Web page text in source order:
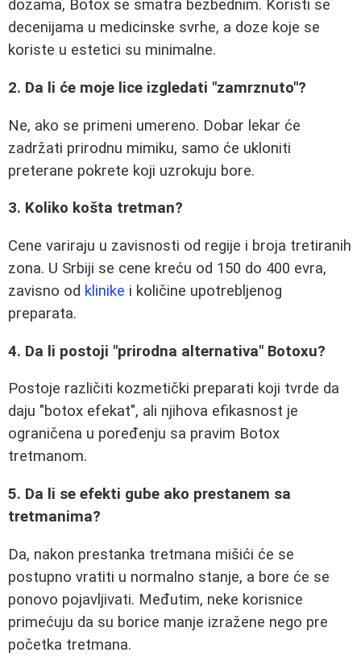
dozama, Botox se smatra bezbednim. Koristi se
decenijama u medicinske svrhe, a doze koje se
koriste u estetici su minimalne.
2. Da li će moje lice izgledati "zamrznuto"?
Ne, ako se primeni umereno. Dobar lekar će
zadržati prirodnu mimiku, samo će ukloniti
preterane pokrete koji uzrokuju bore.
3. Koliko košta tretman?
Cene variraju u zavisnosti od regije i broja tretiranih
zona. U Srbiji se cene kreću od 150 do 400 evra,
zavisno od klinike i količine upotrebljenog
preparata.
4. Da li postoji "prirodna alternativa" Botoxu?
Postoje različiti kozmetički preparati koji tvrde da
daju "botox efekat", ali njihova efikasnost je
ograničena u poređenju sa pravim Botox
tretmanom.
5. Da li se efekti gube ako prestanem sa
tretmanima?
Da, nakon prestanka tretmana mišići će se
postupno vratiti u normalno stanje, a bore će se
ponovo pojavljivati. Međutim, neke korisnice
primećuju da su borice manje izražene nego pre
početka tretmana.